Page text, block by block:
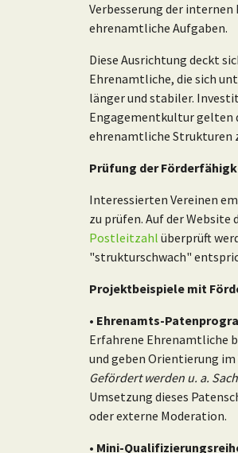
Verbesserung der
ehrenamtliche Aufgaben.
Diese Ausrichtung deckt
Ehrenamtliche, die sich
länger und stabiler.
Engagementkultur gelten
ehrenamtliche Strukturen
Prüfung der
Interessierten Vereinen
zu prüfen. Auf der
Postleitzahl überprüft
"strukturschwach"
Projektbeispiele mit
• Ehrenamts-
Erfahrene Ehrenamtliche
und geben Orientierung
Gefördert werden u. a.
Umsetzung dieses
oder externe Moderation.
• Mini-